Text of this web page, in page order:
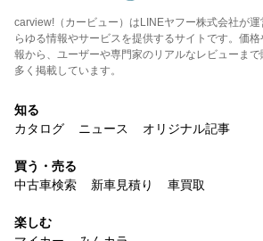
carview!（カービュー）はLINEヤフー株式会社が
らゆる情報やサービスを提供するサイトです。価
報から、ユーザーや専門家のリアルなレビューま
多く掲載しています。
知る
カタログ
ニュース オリジナル記事
買う・売る
中古車検索
新車見積り 車買取
楽しむ